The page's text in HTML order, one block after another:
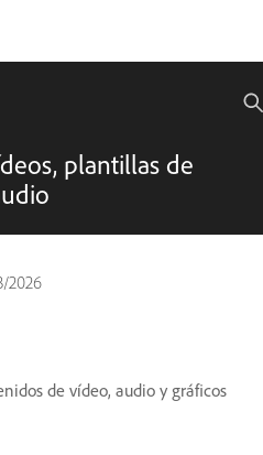
plantillas de
2026
de vídeo, audio y gráficos